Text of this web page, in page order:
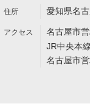
愛知県名
名古屋市
JR中央本
名古屋市